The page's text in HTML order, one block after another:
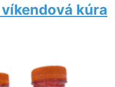
kúra